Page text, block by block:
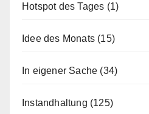
Hotspot des Tages (1)
Idee des Monats (15)
In eigener Sache (34)
Instandhaltung (125)